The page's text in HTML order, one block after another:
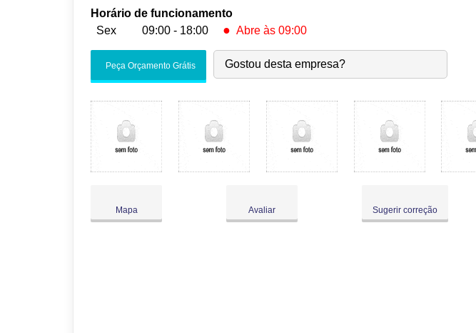
Horário de funcionamento
Sex
09:00 - 18:00 ● Abre às 09:00
09:00 -
Sex:
- 18:00
Abre às 09:00
Sáb:
Fechado
Fechado
Peça Orçamento Grátis Gostou desta empresa?
Mapa Avaliar Sugerir correção